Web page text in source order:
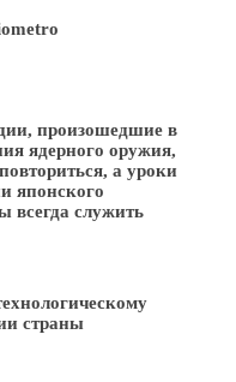
произошедшие в
ядерного оружия,
а уроки
японского
всегда служить
страны